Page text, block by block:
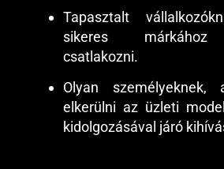
Tapasztalt
sikeres márkához
csatlakozni.
Olyan személyeknek,
elkerülni az üzleti
kidolgozásával járó